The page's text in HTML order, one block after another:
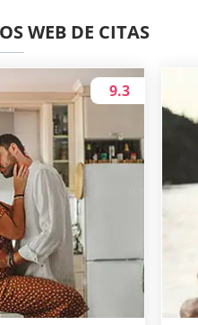
WEB DE CITAS
9.3